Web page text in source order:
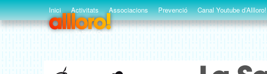
Inici Activitats Associacions Prevenció Canal Youtube d’Allloro!